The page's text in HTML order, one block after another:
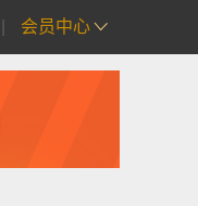
会员中心